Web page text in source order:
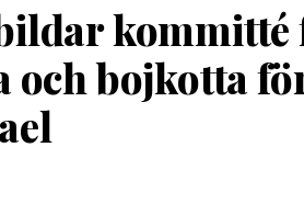
kommitté
bojkotta